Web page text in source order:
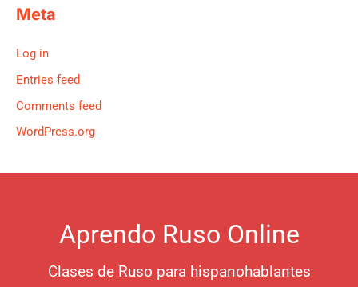
Meta
Log in
Entries feed
Comments feed
WordPress.org
Aprendo Ruso Online
Clases de Ruso para hispanohablantes